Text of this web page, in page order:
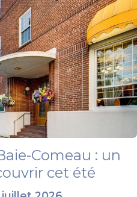
Comeau : un
cet été